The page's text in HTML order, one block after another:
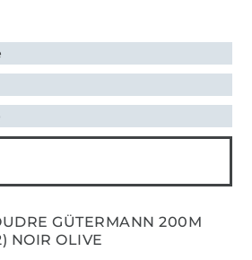
GÜTERMANN 200M
NOIR OLIVE